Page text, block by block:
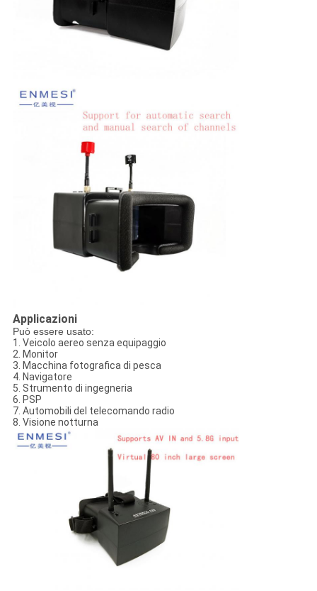
Applicazioni
Può essere usato:
1. Veicolo aereo senza equipaggio
2. Monitor
3. Macchina fotografica di pesca
4. Navigatore
5. Strumento di ingegneria
6. PSP
7. Automobili del telecomando radio
8. Visione notturna